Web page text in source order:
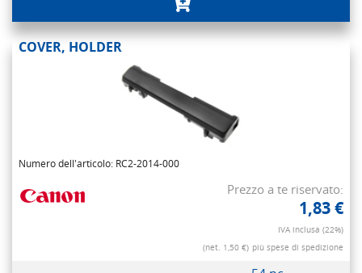
COVER, HOLDER
Numero dell'articolo: RC2-2014-000
Prezzo a te riservato:
1,83 €
IVA inclusa (22%)
(net. 1,50 €) più spese di spedizione